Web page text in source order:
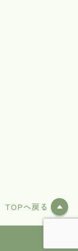
TOPへ戻る